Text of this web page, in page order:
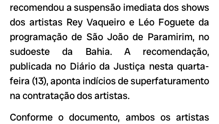
recomendou a suspensão imediata dos shows
dos artistas Rey Vaqueiro e Léo Foguete da
programação de São João de Paramirim, no
sudoeste da Bahia. A recomendação,
publicada no Diário da Justiça nesta quarta-
feira (13), aponta indícios de superfaturamento
na contratação dos artistas.
Conforme o documento, ambos os artistas